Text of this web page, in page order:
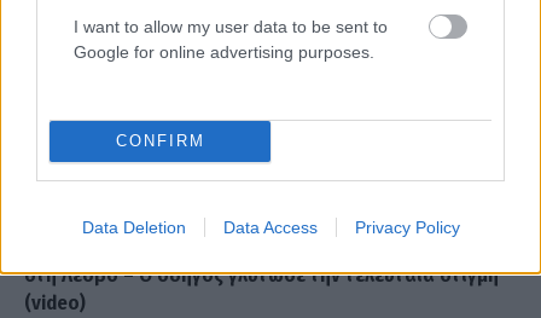
I want to allow my user data to be sent to
Google for online advertising purposes.
CONFIRM
Data Deletion Data Access Privacy Policy
στη Λέσβο – Ο oδηγός γλύτωσε την τελευταία στιγμή
(video)